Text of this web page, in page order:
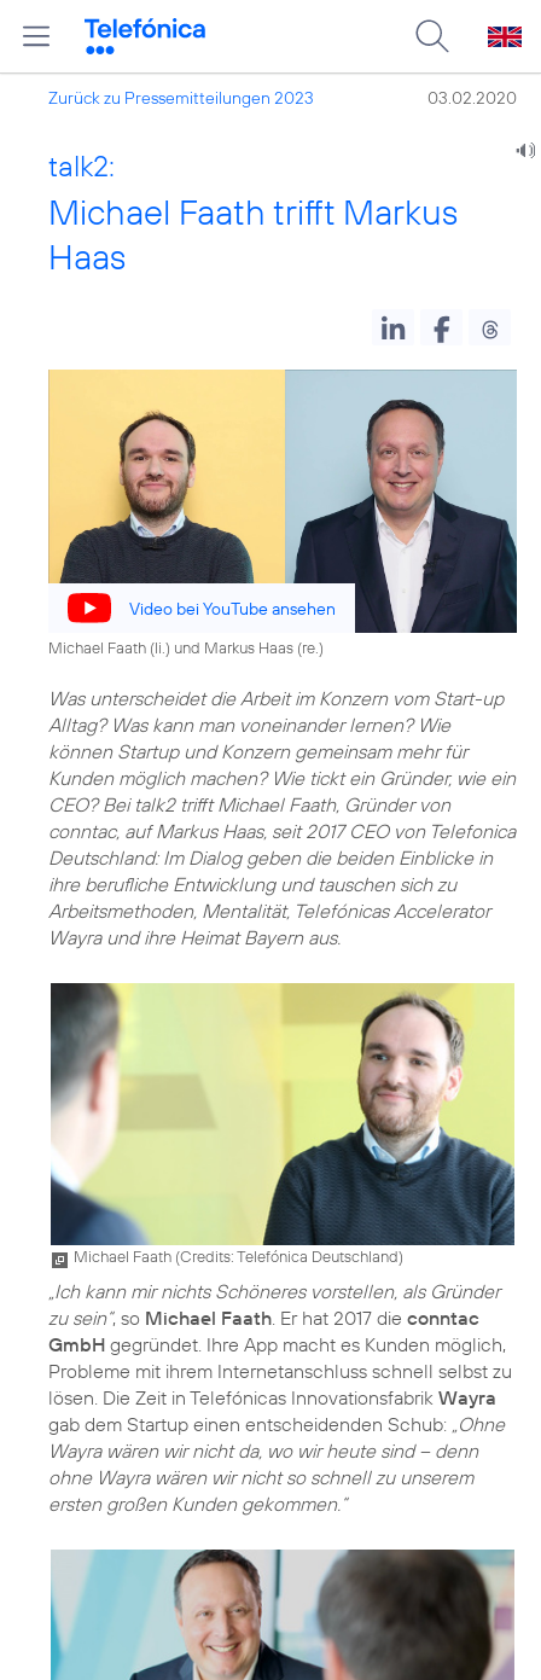
Zurück zu Pressemitteilungen 2023 03.02.2020
talk2:
Michael Faath trifft Markus
Haas
Video bei YouTube ansehen
Michael Faath (li.) und Markus Haas (re.)
Was unterscheidet die Arbeit im Konzern vom Start-up
Alltag? Was kann man voneinander lernen? Wie
können Startup und Konzern gemeinsam mehr für
Kunden möglich machen? Wie tickt ein Gründer, wie ein
CEO? Bei talk2 trifft Michael Faath, Gründer von
conntac, auf Markus Haas, seit 2017 CEO von Telefonica
Deutschland: Im Dialog geben die beiden Einblicke in
ihre berufliche Entwicklung und tauschen sich zu
Arbeitsmethoden, Mentalität, Telefónicas Accelerator
Wayra und ihre Heimat Bayern aus.
Michael Faath (Credits: Telefónica Deutschland)
„Ich kann mir nichts Schöneres vorstellen, als Gründer
zu sein“, so Michael Faath . Er hat 2017 die conntac
GmbH gegründet. Ihre App macht es Kunden möglich,
Probleme mit ihrem Internetanschluss schnell selbst zu
lösen. Die Zeit in Telefónicas Innovationsfabrik Wayra
gab dem Startup einen entscheidenden Schub: „Ohne
Wayra wären wir nicht da, wo wir heute sind – denn
ohne Wayra wären wir nicht so schnell zu unserem
ersten großen Kunden gekommen.“